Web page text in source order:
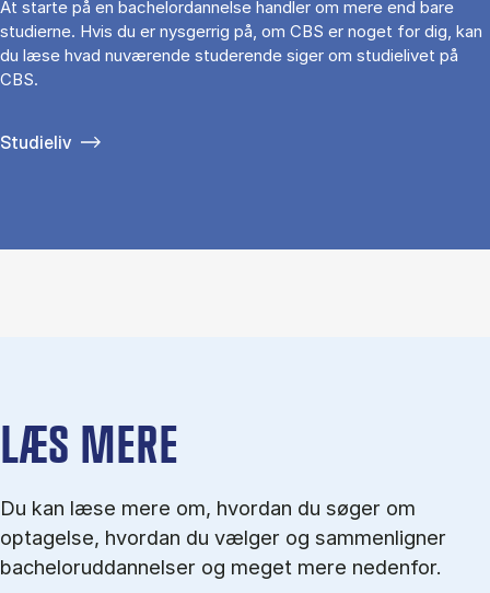
At starte på en bachelordannelse handler om mere end bare
studierne. Hvis du er nysgerrig på, om CBS er noget for dig, kan
du læse hvad nuværende studerende siger om studielivet på
CBS.
Studieliv
LÆS MERE
Du kan læse mere om, hvordan du søger om
optagelse, hvordan du vælger og sammenligner
bacheloruddannelser og meget mere nedenfor.